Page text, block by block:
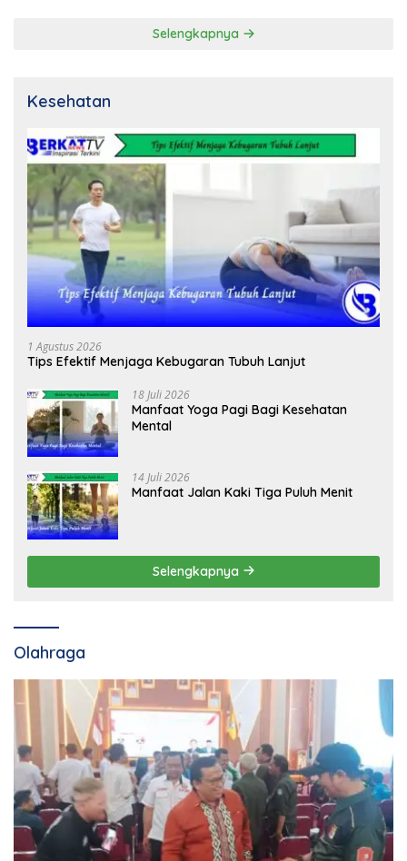
Selengkapnya
Kesehatan
1 Agustus 2026
Tips Efektif Menjaga Kebugaran Tubuh Lanjut
18 Juli 2026
Manfaat Yoga Pagi Bagi Kesehatan
Mental
14 Juli 2026
Manfaat Jalan Kaki Tiga Puluh Menit
Selengkapnya
Olahraga